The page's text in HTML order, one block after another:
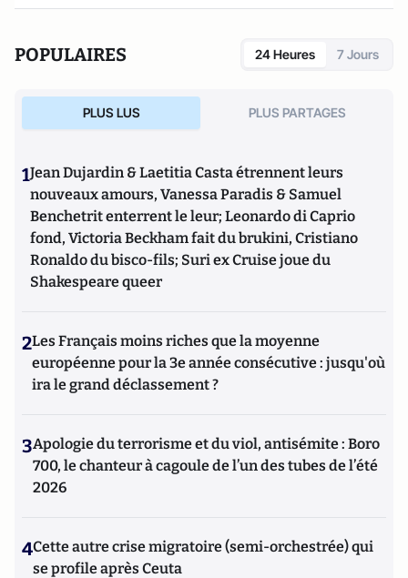
POPULAIRES 24 Heures 7 Jours
PLUS LUS PLUS PARTAGES
1Jean Dujardin & Laetitia Casta étrennent leurs
nouveaux amours, Vanessa Paradis & Samuel
Benchetrit enterrent le leur; Leonardo di Caprio
fond, Victoria Beckham fait du brukini, Cristiano
Ronaldo du bisco-fils; Suri ex Cruise joue du
Shakespeare queer
2Les Français moins riches que la moyenne
européenne pour la 3e année consécutive : jusqu'où
ira le grand déclassement ?
3Apologie du terrorisme et du viol, antisémite : Boro
700, le chanteur à cagoule de l’un des tubes de l’été
2026
4Cette autre crise migratoire (semi-orchestrée) qui
se profile après Ceuta